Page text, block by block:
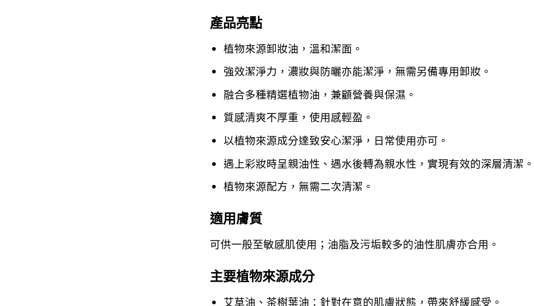
產品亮點
植物來源卸妝油，溫和潔面。
強效潔淨力，濃妝與防曬亦能潔淨，無需另備專用卸妝。
融合多種精選植物油，兼顧營養與保濕。
質感清爽不厚重，使用感輕盈。
以植物來源成分達致安心潔淨，日常使用亦可。
遇上彩妝時呈親油性、遇水後轉為親水性，實現有效的深層清潔。
植物來源配方，無需二次清潔。
適用膚質
可供一般至敏感肌使用；油脂及污垢較多的油性肌膚亦合用。
主要植物來源成分
艾草油、茶樹葉油：針對在意的肌膚狀態，帶來舒緩感受。